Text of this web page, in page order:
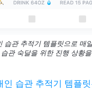
습관 추적기 템플릿으로 매
습관 숙달을 위한 진행 상황
인 습관 추적기 템플